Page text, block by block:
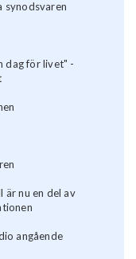
synodsvaren
dag för livet" -
är nu en del av
angående